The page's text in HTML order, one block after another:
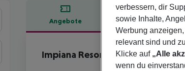
Angebote
Hotelbeschreibung
Impiana Resort Patong
4.5
verbessern, dir
sowie Inhalte,
Werbung
relevant sind und
Klicke auf „Alle
wenn du